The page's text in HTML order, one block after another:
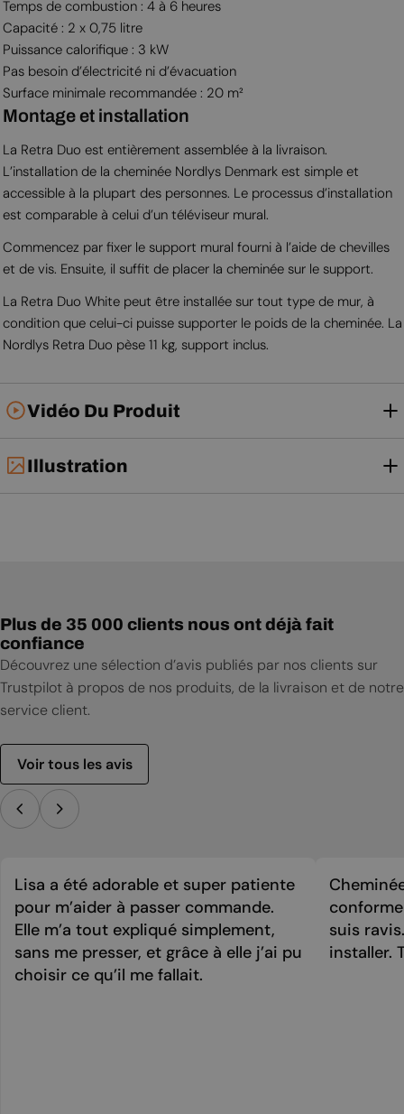
Temps de combustion : 4 à 6 heures
Capacité : 2 x 0,75 litre
Puissance calorifique : 3 kW
Pas besoin d’électricité ni d’évacuation
Surface minimale recommandée : 20 m²
Montage et installation
La Retra Duo est entièrement assemblée à la livraison.
L’installation de la cheminée Nordlys Denmark est simple et
accessible à la plupart des personnes. Le processus d’installation
est comparable à celui d’un téléviseur mural.
Commencez par fixer le support mural fourni à l’aide de chevilles
et de vis. Ensuite, il suffit de placer la cheminée sur le support.
La Retra Duo White peut être installée sur tout type de mur, à
condition que celui-ci puisse supporter le poids de la cheminée. La
Nordlys Retra Duo pèse 11 kg, support inclus.
Vidéo Du Produit
Illustration
Plus de 35 000 clients nous ont déjà fait
confiance
Découvrez une sélection d’avis publiés par nos clients sur
Trustpilot à propos de nos produits, de la livraison et de notre
service client.
Voir tous les avis
Lisa a été adorable et super patiente
pour m’aider à passer commande.
Elle m’a tout expliqué simplement,
sans me presser, et grâce à elle j’ai pu
choisir ce qu’il me fallait.
suis
installer.